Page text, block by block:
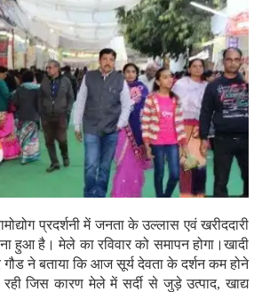
प्रदर्शनी में जनता के उल्लास एवं खरीददारी
हुआ है। मेले का रविवार को समापन होगा।खादी
ने बताया कि आज सूर्य देवता के दर्शन कम होने
जिस कारण मेले में सर्दी से जुड़े उत्पाद, खाद्य